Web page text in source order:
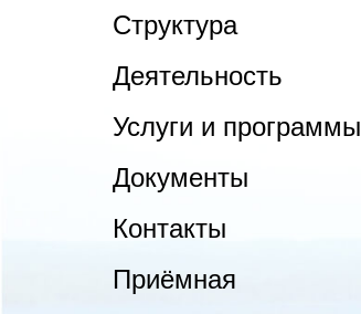
Структура
Деятельность
Услуги и программы
Документы
Контакты
Приёмная